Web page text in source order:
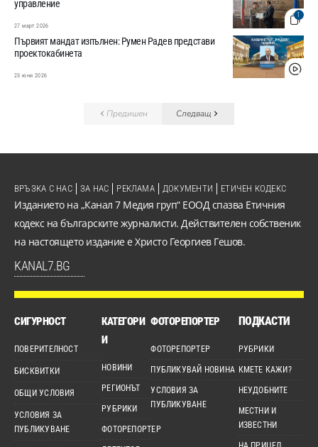
1
управление
27 март 2026
Първият мандат изпълнен: Румен Радев представи
проектокабинета
23 юни 2026
Предишен Следващ
Изданието на „Канал 7 Медия груп“ ЕООД спазва Етичния
кодекс на българските журналисти. Действителен собственик
на настоящето издание е Христо Георгиев Гешов.
KANAL7.BG
ВРЪЗКА С НАС ЗА НАС РЕКЛАМА ДОКУМЕНТИ ЕТИЧЕН КОДЕКС
СИГУРНОСТ
ПОВЕРИТЕЛНОСТ
БИСКВИТКИ
ОБЩИ УСЛОВИЯ
УСЛОВИЯ ЗА
ПУБЛИКУВАНЕ
КАТЕГОРИ
И
НОВИНИ
РЕГИОНЪТ
РУБРИКИ
ФОТОРЕПОРТЕР
ФОТОРЕПОРТЕР
ФОТОРЕПОРТЕР
ПУБЛИКУВАЙ НОВИНА
УСЛОВИЯ ЗА
ПУБЛИКУВАНЕ
ПОДКАСТИ
РУБРИКИ
КМЕТЕ КАЖИ?
НЕУДОБНИТЕ
МЕСТНИ И
ИЗВЕСТНИ